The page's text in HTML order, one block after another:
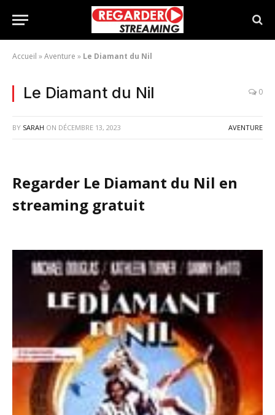
Accueil »Aventure » Le Diamant du Nil
Le Diamant du Nil 0
BY SARAH ON DÉCEMBRE 13, 2023 AVENTURE
Regarder Le Diamant du Nil en
streaming gratuit